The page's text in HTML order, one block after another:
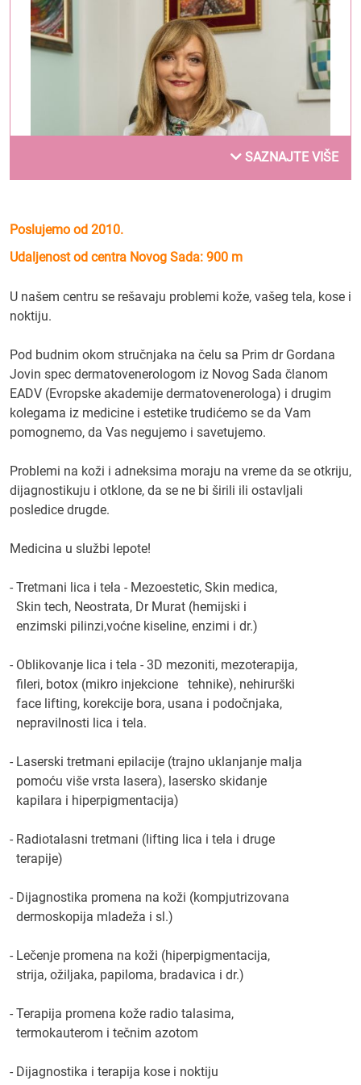
pokrenete svoj biznis?
Zbog potrebe da se ide dalje i da se pruži više i
poželi da pomeri prethodne granice.
2. Da li ste oduvek želeli da se bavite trenutnom
delatnošću?
Od osnovne škole sam želela biti lekar.
3. Čime se ponosite u Vašem poslovanju?
Korektnošću i odanošću i posvećenošću poslu i
pacijentima.
4. Koja je tajna Vašeg uspeha? (navedite tri osobine,
Za uspešnost je potrebna ideja, vizija , istrajnosti i
upornost.
Vam je najveća podrška?
Okolina je kako kada razumela moje postupke, ali u
sinu imam najveću podršku i dobrog savetnika
”Ko u čuda veruje taj čuda i stvara”.
7. Da li imate uzore koji su Vas motivisali ili motivišu
Da, moji uzori su moje uspešne prijateljice.
Morala sam se odreći opuštenosti i nonšalancije.
motivisali i kada dođu loša vremena?
Svaki trud se isplati kad tad, najvažnije i je opstati i
10. Zbog čega je bolje da žena bude preduzetnica
Zbog slobode izbora i mogućnosti daljeg razvoja.
SAZNAJTE VIŠE
Poslujemo od 2010.
Udaljenost od centra Novog Sada: 900 m
U našem centru se rešavaju problemi kože, vašeg tela, kose i
noktiju.
Pod budnim okom stručnjaka na čelu sa Prim dr Gordana
Jovin spec dermatovenerologom iz Novog Sada članom
EADV (Evropske akademije dermatovenerologa) i drugim
kolegama iz medicine i estetike trudićemo se da Vam
pomognemo, da Vas negujemo i savetujemo.
Problemi na koži i adneksima moraju na vreme da se otkriju,
dijagnostikuju i otklone, da se ne bi širili ili ostavljali
posledice drugde.
Medicina u službi lepote!
- Tretmani lica i tela - Mezoestetic, Skin medica,
Skin tech, Neostrata, Dr Murat (hemijski i
enzimski pilinzi,voćne kiseline, enzimi i dr.)
- Oblikovanje lica i tela - 3D mezoniti, mezoterapija,
fileri, botox (mikro injekcione tehnike), nehirurški
face lifting, korekcije bora, usana i podočnjaka,
nepravilnosti lica i tela.
- Laserski tretmani epilacije (trajno uklanjanje malja
pomoću više vrsta lasera), lasersko skidanje
kapilara i hiperpigmentacija)
- Radiotalasni tretmani (lifting lica i tela i druge
terapije)
- Dijagnostika promena na koži (kompjutrizovana
dermoskopija mladeža i sl.)
- Lečenje promena na koži (hiperpigmentacija,
strija, ožiljaka, papiloma, bradavica i dr.)
- Terapija promena kože radio talasima,
termokauterom i tečnim azotom
- Dijagnostika i terapija kose i noktiju